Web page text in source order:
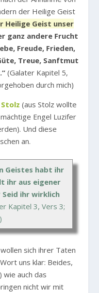
der Heilige Geist
Heilige Geist unser
ganz andere Frucht
Freude, Frieden,
Treue, Sanftmut
(Galater Kapitel 5,
durch mich)
Stolz (aus Stolz wollte
Engel Luzifer
Und diese
an.
Geistes habt ihr
ihr aus eigener
ihr wirklich
Kapitel 3, Vers 3;
sich ihrer Taten
uns klar: Beides,
auch das
nicht wir mit